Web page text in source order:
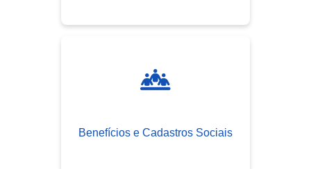
Benefícios e Cadastros Sociais